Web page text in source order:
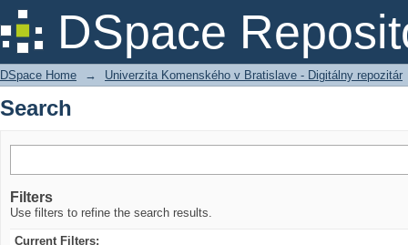
DSpace
Search
DSpace Home → Univerzita Komenského v Bratislave - Digitálny repozitár
Search
Filters
Use filters to refine the search results.
Current Filters: